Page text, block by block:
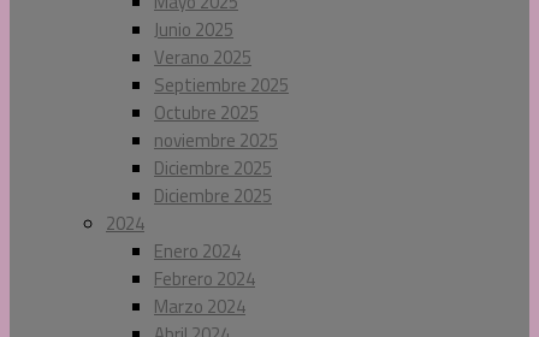
Junio 2025
Verano 2025
Septiembre 2025
Octubre 2025
noviembre 2025
Diciembre 2025
Diciembre 2025
2024
Enero 2024
Febrero 2024
Marzo 2024